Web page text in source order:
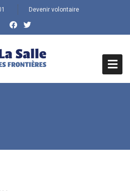
Devenir volontaire